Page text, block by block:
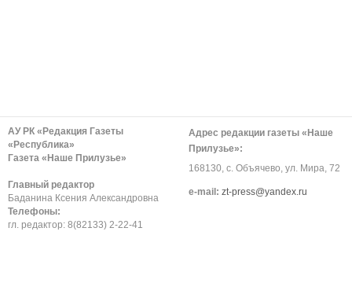
АУ РК «Редакция Газеты
«Республика»
Газета «Наше Прилузье»
Главный редактор
Баданина Ксения Александровна
Телефоны:
гл. редактор: 8(82133) 2-22-41
Адрес редакции газеты «Наше
Прилузье»:
168130, с. Объячево, ул. Мира, 72
е-mail: zt-press@yandex.ru